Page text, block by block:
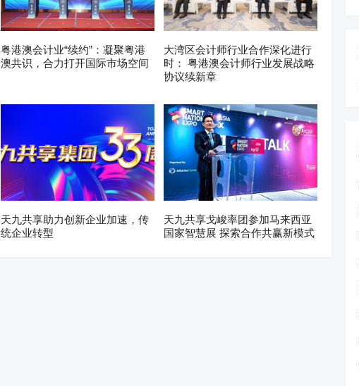
粤港澳会计业“续约”：凝聚粤港
澳共识，合力打开国际市场空间
大湾区会计师行业合作深化进行
时： 粤港澳会计师行业发展战略
协议续新章
天九共享助力创新企业加速，传
统企业转型
天九共享戈峻率团参加马来西亚
国家智慧展 探索合作共赢新模式